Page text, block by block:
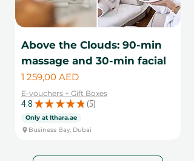
Above the Clouds: 90-min
massage and 30-min facial
Цена
1 259,00 AED
E-vouchers + Gift Boxes
4.8 ★ ★ ★ ★ ★ 5
5
Only at Ithara.ae
Business Bay, Dubai